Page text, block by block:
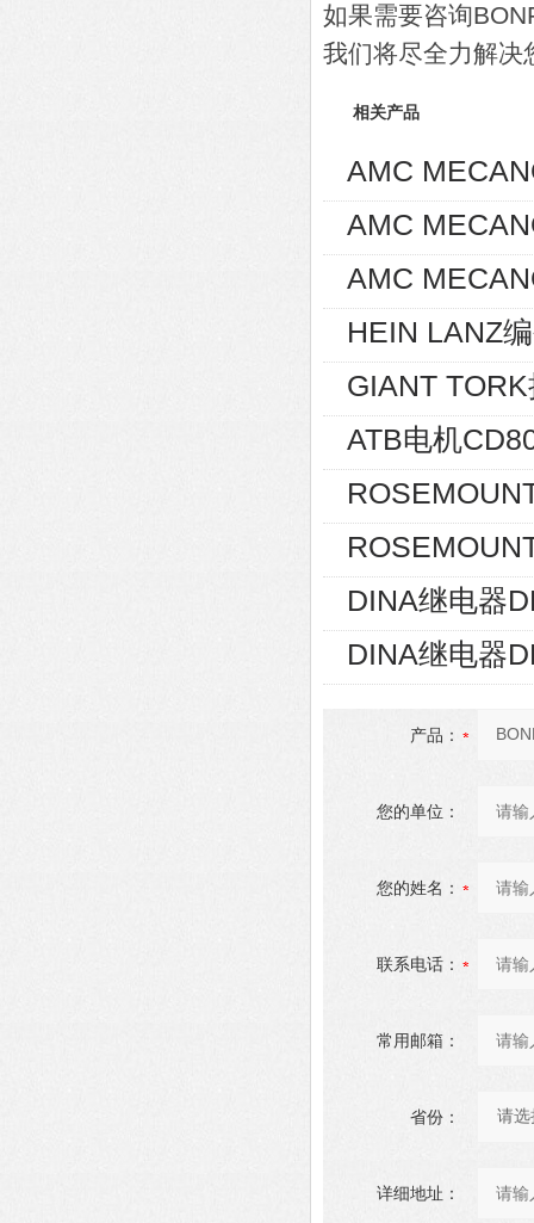
如果需要咨询
我们将尽全力解决
相关产品
AMC
AMC
AMC
HEIN LANZ
GIANT
ATB电机
DINA继电器
DINA继电器
产品：
您的单位：
您的姓名：
联系电话：
常用邮箱：
省份：
详细地址：